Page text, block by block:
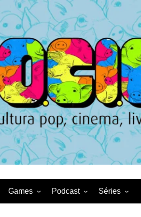
Games Podcast Séries